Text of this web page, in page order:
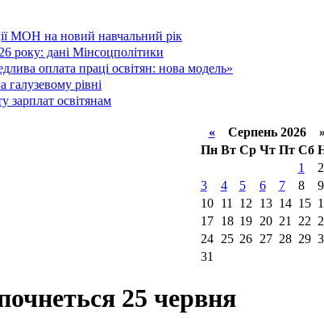
МОН на новий навчальний рік
року: дані Мінсоцполітики
оплата праці освітян: нова модель»
галузевому рівні
зарплат освітянам
«Серпень 2026 »
Пн Вт Ср Чт Пт Сб
1
2
3
4 5 6 7 8
9
10
11 12 13 14 15
17
18 19 20 21 22
24
25 26 27 28 29
31
25 червня